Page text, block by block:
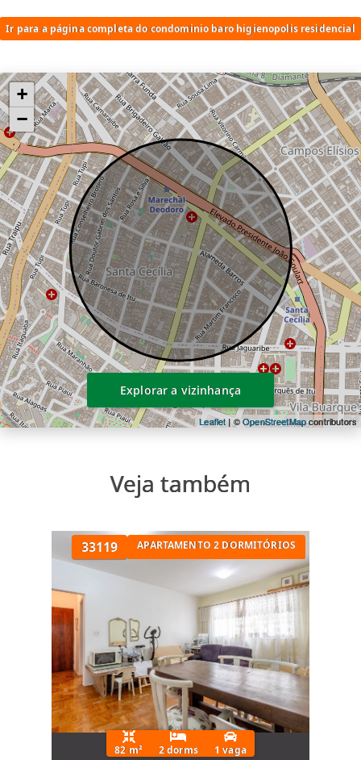
17 unidades – 3 dorms. (1 suíte) | 88 m² (2
no total, são 250 unidades residenciais + 70
studios, ideal para quem busca
investimento com alta liquidez ou moradia
em região central valorizada.
lazer completo e infraestrutura moderna
o condomínio oferece uma estrutura
completa, distribuída em diferentes
pavimentos:
✔ piscina adulto com deck
✔ academia (fitness interno e externo)
✔ espaço wellness, spa e sauna úmida
✔ salão de festas
✔ churrasqueira
✔ playground
✔ brinquedoteca
✔ coworking
✔ lounge e áreas de convivência
agregam praticidade:
✔ bicicletário
✔ espaço delivery
✔ lavanderia compartilhada
✔ pet place
✔ sala multiuso
perfeito para quem busca condomínio com
lazer completo em higienópolis / vila
buarque.
Ir para a página completa do condominio baro higienopolis residencial
+
−
Leaflet | ©OpenStreetMapcontributors
Explorar a vizinhança
Veja também
33119 APARTAMENTO 2 DORMITÓRIOS
82 m² 2 dorms
1 vaga